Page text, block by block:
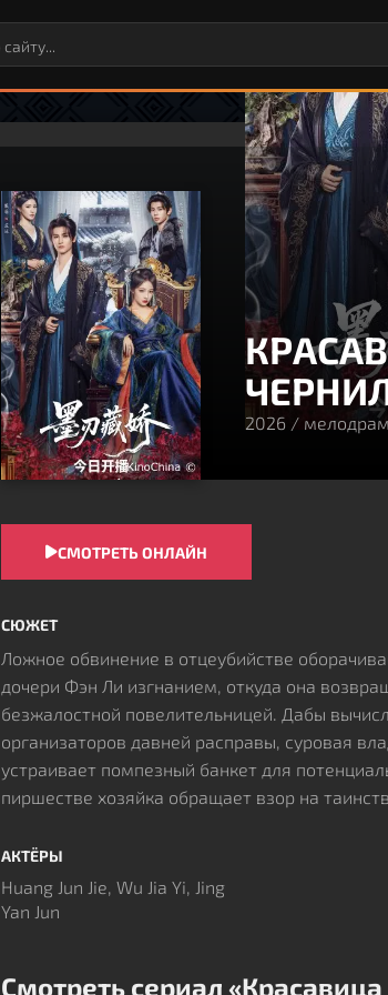
2026 /
СМОТРЕТЬ ОНЛАЙН
СЮЖЕТ
Ложное обвинение в отцеубийстве
дочери Фэн Ли изгнанием, откуда она
безжалостной повелительницей. Дабы
организаторов давней расправы, суровая
устраивает помпезный банкет для
пиршестве хозяйка обращает взор на
отпрыском.
Столкновение амбиций и хитроумных планов
фоне стягивающихся тисков
АКТЁРЫ
Huang Jun Jie, Wu Jia Yi, Jing
Yan Jun
Смотреть сериал